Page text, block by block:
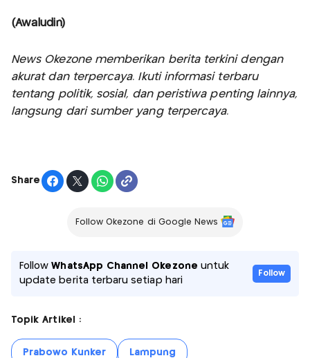
(Awaludin)
News Okezone memberikan berita terkini dengan
akurat dan terpercaya. Ikuti informasi terbaru
tentang politik, sosial, dan peristiwa penting lainnya,
langsung dari sumber yang terpercaya.
Share
Follow Okezone di Google News
FollowWhatsApp Channel Okezone untuk
update berita terbaru setiap hari
Follow
Topik Artikel :
Prabowo Kunker Lampung